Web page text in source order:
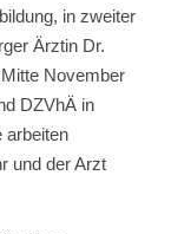
in zweiter
Ärztin Dr.
November
DZVhÄ in
arbeiten
und der Arzt